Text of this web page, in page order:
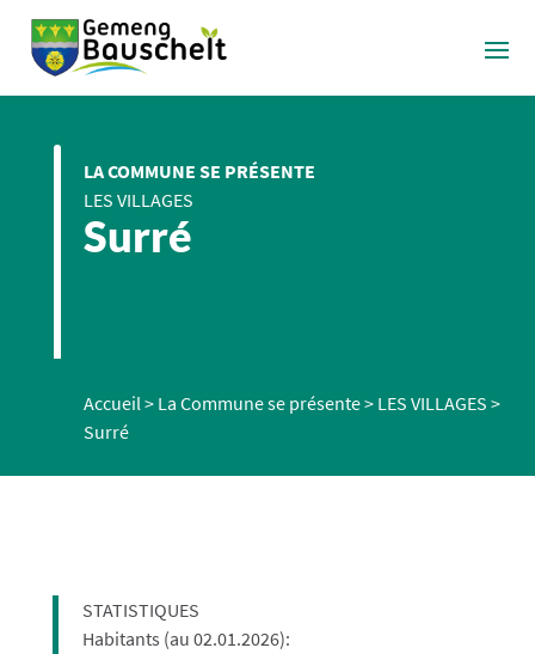
LA COMMUNE SE PRÉSENTE
LES VILLAGES
Surré
Accueil> La Commune se présente> LES VILLAGES >
Surré
STATISTIQUES
​Habitants (au 02.01.2026): ​